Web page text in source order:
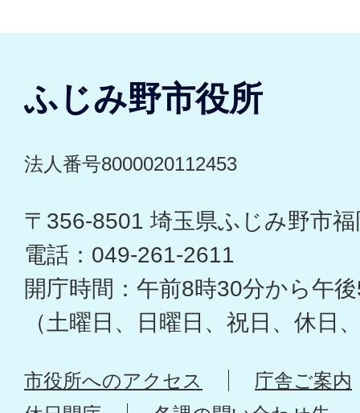
ふじみ野市役所
法人番号8000020112453
〒356-8501 埼玉県ふじみ野市
電話：049-261-2611
開庁時間：午前8時30分から午
（土曜日、日曜日、祝日、休日
市役所へのアクセス
庁舎ご案内